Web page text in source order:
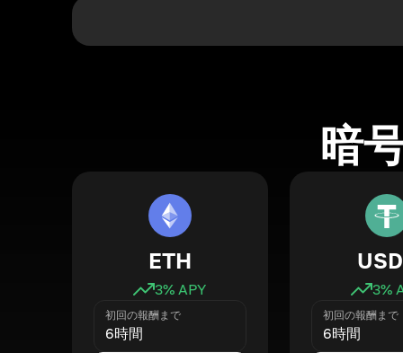
暗
ETH
3% APY
初回の報酬まで
6時間
3%
初回の報酬まで
6時間